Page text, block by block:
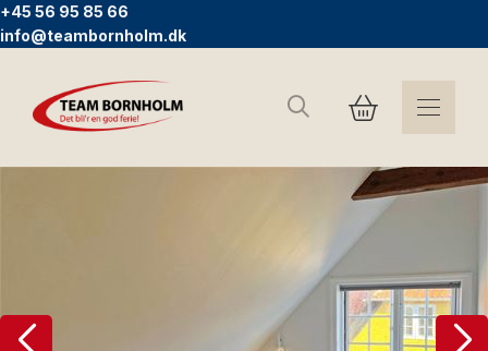
+45 56 95 85 66
info@teambornholm.dk
Søg